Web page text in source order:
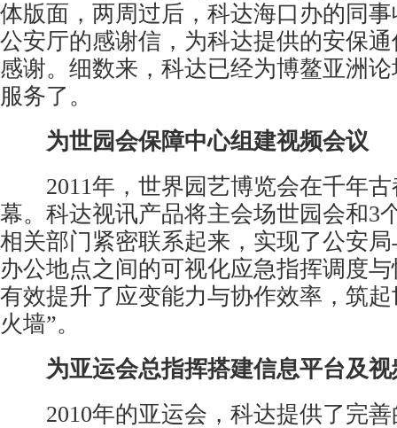
体版面，两周过后，科达海口办的同
公安厅的感谢信，为科达提供的安保
感谢。细数来，科达已经为博鳌亚洲
服务了。
为世园会保障中心组建视频会议
2011年，世界园艺博览会在千年古
幕。科达视讯产品将主会场世园会和3
相关部门紧密联系起来，实现了公安
办公地点之间的可视化应急指挥调度
有效提升了应变能力与协作效率，筑
火墙”。
为亚运会总指挥搭建信息平台及
2010年的亚运会，科达提供了完善